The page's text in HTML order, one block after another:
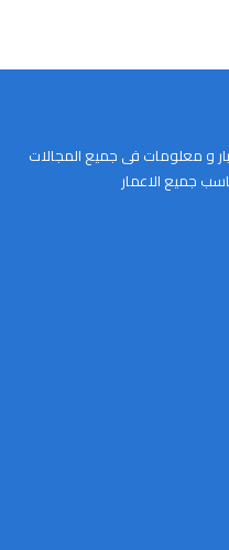
و معلومات فى جميع المجالات
جميع الاعمار